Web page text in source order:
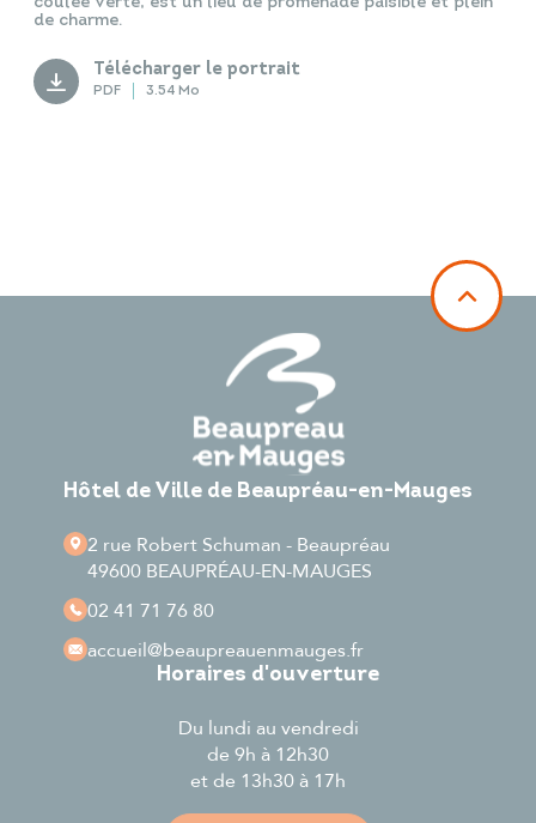
de charme.
Télécharger le portrait
PDF 3.54 Mo
Hôtel de Ville de Beaupréau-en-Mauges
2 rue Robert Schuman - Beaupréau
49600 BEAUPRÉAU-EN-MAUGES
02 41 71 76 80
accueil@beaupreauenmauges.fr
Horaires d'ouverture
Du lundi au vendredi
de 9h à 12h30
et de 13h30 à 17h